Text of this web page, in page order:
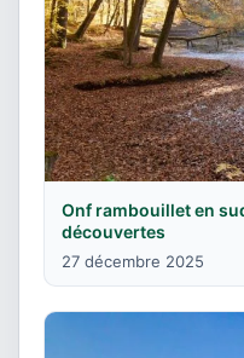
Onf rambouillet en
découvertes
27 décembre 2025